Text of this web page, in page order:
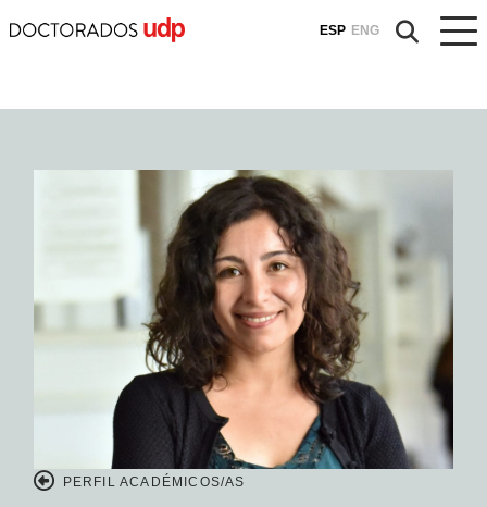
ESP ENG
PERFIL ACADÉMICOS/AS